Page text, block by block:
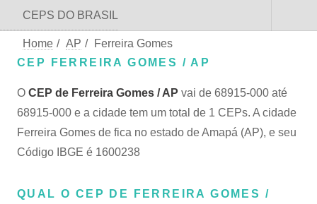
CEPS DO BRASIL
Home / AP /
Ferreira Gomes
CEP FERREIRA GOMES / AP
O CEP de Ferreira Gomes / AP vai de 68915-000 até
68915-000 e a cidade tem um total de 1 CEPs. A cidade
Ferreira Gomes de fica no estado de Amapá (AP), e seu
Código IBGE é 1600238
QUAL O CEP DE FERREIRA GOMES /